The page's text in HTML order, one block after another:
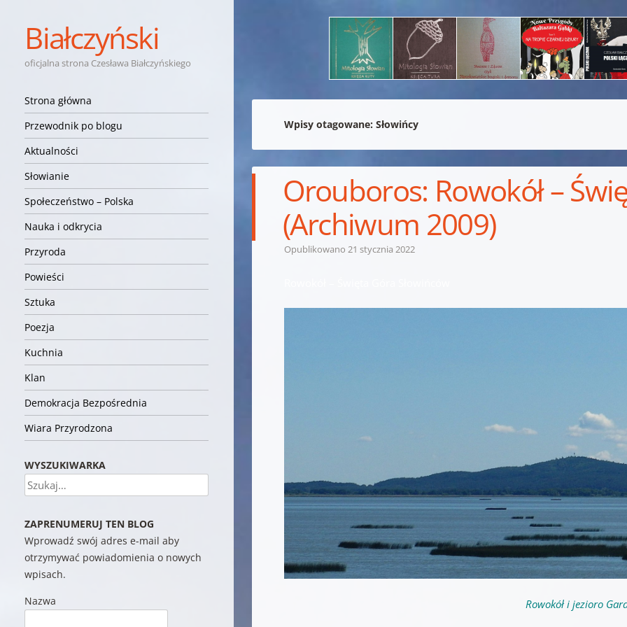
Białczyński
oficjalna strona Czesława Białczyńskiego
Nawigacja
Przejdź do treści
Strona główna
Przewodnik po blogu
Aktualności
Słowianie
Społeczeństwo – Polska
Nauka i odkrycia
Przyroda
Powieści
Sztuka
Poezja
Kuchnia
Klan
Demokracja Bezpośrednia
Wiara Przyrodzona
Wpisy otagowane:Słowińcy
Orouboros: Rowokół –
(Archiwum 2009)
Opublikowano21 stycznia 2022
Rowokół i jezioro
WYSZUKIWARKA
Szukaj
ZAPRENUMERUJ TEN BLOG
Wprowadź swój adres e-mail aby
otrzymywać powiadomienia o nowych
wpisach.
Nazwa